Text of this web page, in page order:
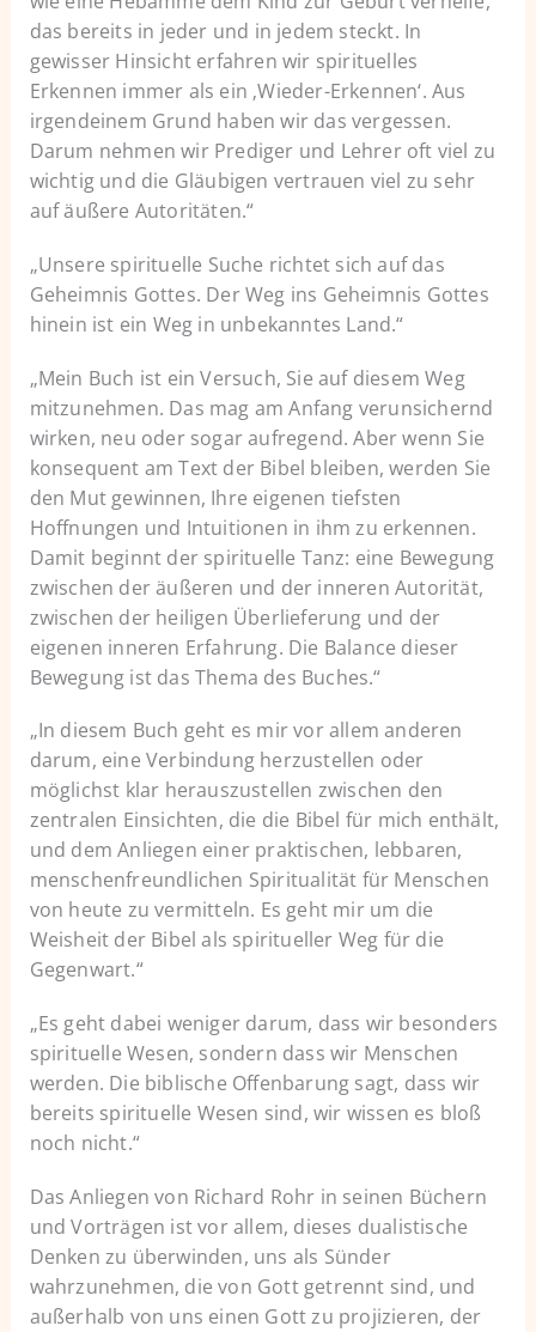
das bereits in jeder und in jedem steckt. In
gewisser Hinsicht erfahren wir spirituelles
Erkennen immer als ein ‚Wieder-Erkennen‘. Aus
irgendeinem Grund haben wir das vergessen.
Darum nehmen wir Prediger und Lehrer oft viel zu
wichtig und die Gläubigen vertrauen viel zu sehr
auf äußere Autoritäten.“
„Unsere spirituelle Suche richtet sich auf das
Geheimnis Gottes. Der Weg ins Geheimnis Gottes
hinein ist ein Weg in unbekanntes Land.“
„Mein Buch ist ein Versuch, Sie auf diesem Weg
mitzunehmen. Das mag am Anfang verunsichernd
wirken, neu oder sogar aufregend. Aber wenn Sie
konsequent am Text der Bibel bleiben, werden Sie
den Mut gewinnen, Ihre eigenen tiefsten
Hoffnungen und Intuitionen in ihm zu erkennen.
Damit beginnt der spirituelle Tanz: eine Bewegung
zwischen der äußeren und der inneren Autorität,
zwischen der heiligen Überlieferung und der
eigenen inneren Erfahrung. Die Balance dieser
Bewegung ist das Thema des Buches.“
„In diesem Buch geht es mir vor allem anderen
darum, eine Verbindung herzustellen oder
möglichst klar herauszustellen zwischen den
zentralen Einsichten, die die Bibel für mich enthält,
und dem Anliegen einer praktischen, lebbaren,
menschenfreundlichen Spiritualität für Menschen
von heute zu vermitteln. Es geht mir um die
Weisheit der Bibel als spiritueller Weg für die
Gegenwart.“
„Es geht dabei weniger darum, dass wir besonders
spirituelle Wesen, sondern dass wir Menschen
werden. Die biblische Offenbarung sagt, dass wir
bereits spirituelle Wesen sind, wir wissen es bloß
noch nicht.“
Das Anliegen von Richard Rohr in seinen Büchern
und Vorträgen ist vor allem, dieses dualistische
Denken zu überwinden, uns als Sünder
wahrzunehmen, die von Gott getrennt sind, und
außerhalb von uns einen Gott zu projizieren, der